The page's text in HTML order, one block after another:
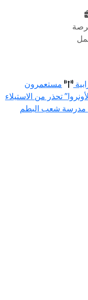
مستعمرون
تحذر من الاستيلاء
مدرسة شعب البطم